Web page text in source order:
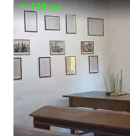
138 км